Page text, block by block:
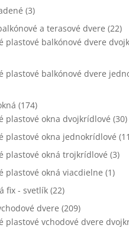
(3)
a terasové dvere (22)
plastové balkónové dvere
plastové balkónové dvere
(174)
plastové okna dvojkrídlové (30)
plastové okna jednokrídlové
plastové okná trojkrídlové (3)
plastové okná viacdielne (1)
fix - svetlík (22)
dvere (209)
plastové vchodové dvere